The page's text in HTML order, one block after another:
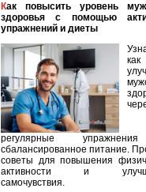
Как повысить уровень мужского
здоровья с помощью
упражнений и диеты
как
регулярные
сбалансированное питание.
советы для повышения
активности и
самочувствия.